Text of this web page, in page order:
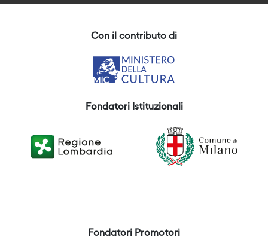
Con il contributo di
Fondatori Istituzionali
Fondatori Promotori